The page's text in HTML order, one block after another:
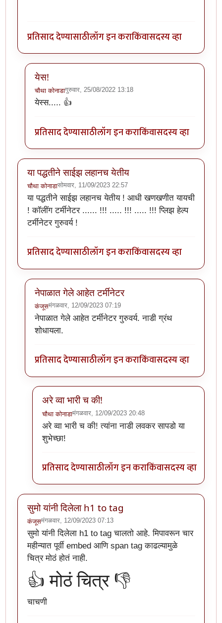
प्रतिसाद देण्यासाठीलॉग इन कराकिंवासदस्य व्हा
येस!
चौथा कोनाडागुरुवार, 25/08/2022 13:18
In reply to
येस्स..... 👍
प्रतिसाद देण्यासाठीलॉग इन कराकिंवासदस्य व्हा
या पद्धतीने साईझ लहानच येतीय
चौथा कोनाडासोमवार, 11/09/2023 22:57
या पद्धतीने साईझ लहानच येतीय ! आधी खणखणीत यायची
! कॉलींग टर्मीनेटर ...... !!! ..... !!! ..... !!! प्लिझ हेल्प
टर्मीनेटर गुरुवर्य !
प्रतिसाद देण्यासाठीलॉग इन कराकिंवासदस्य व्हा
नेपाळात गेले आहेत टर्मीनेटर
कंजूसमंगळवार, 12/09/2023 07:19
In reply toया पद्धतीने साईझ लहानच येतीयby
नेपाळात गेले आहेत टर्मीनेटर गुरुवर्य. नाडी ग्रंथ
शोधायला.
प्रतिसाद देण्यासाठीलॉग इन कराकिंवासदस्य व्हा
अरे व्वा भारी च की!
चौथा कोनाडामंगळवार, 12/09/2023 20:48
In reply toनेपाळात गेले आहेत टर्मीनेटरby कंजूस
अरे व्वा भारी च की! त्यांना नाडी लवकर सापडो या
शुभेच्छा!
प्रतिसाद देण्यासाठीलॉग इन कराकिंवासदस्य व्हा
सुमो यांनी दिलेला h1 to tag
कंजूसमंगळवार, 12/09/2023 07:13
सुमो यांनी दिलेला h1 to tag चालतो आहे. मिपावरून चार
महीन्यात पूर्वी embed आणि span tag काढल्यामुळे
चित्र मोठं होतं नाही.
👍 मोठं चित्र 👎
चाचणी